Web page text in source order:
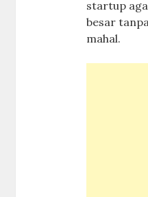
startup
besar
mahal.